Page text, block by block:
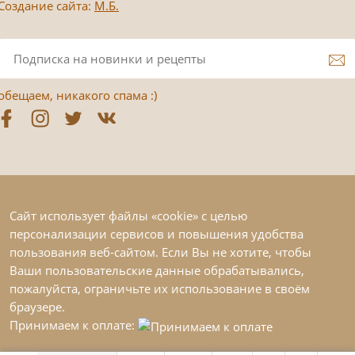
сайта: М.Б.
никакого спама :)
Сайт использует файлы «cookie» с целью
персонализации сервисов и повышения удобства
пользования веб-сайтом. Если Вы не хотите, чтобы
Ваши пользовательские данные обрабатывались,
пожалуйста, ограничьте их использование в своём
браузере.
Принимаем к оплате: